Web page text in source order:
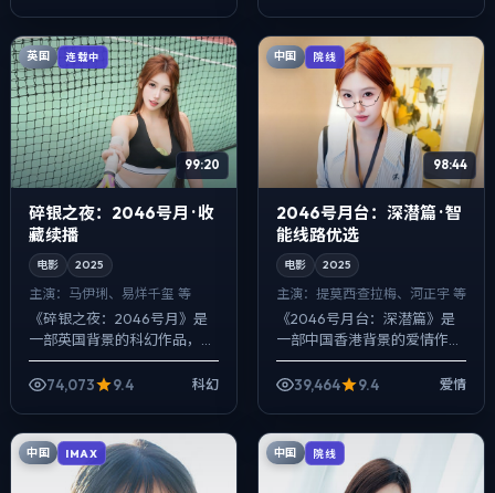
英国 连载中
99:20
碎银之夜：2046号月 · 收
藏续播
电影 2025
主演： 马伊琍、易烊千玺 等
《碎银之夜：2046号月》是
一部英国背景的科幻作品，
2025年公映，由乌尔善执
导，马伊琍、易烊千玺、秦昊
74,073 9.4 科幻
中国 院线
98:44
2046号月台：深潜篇 · 智
能线路优选
电影 2025
主演： 提莫西·查拉梅、河正宇 等
《2046号月台：深潜篇》是
一部中国香港背景的爱情作
品，2025年公映，由杜琪峰
执导，提莫西·查拉梅、河正
39,464 9.4 爱情
中国 IMAX 中国 院线